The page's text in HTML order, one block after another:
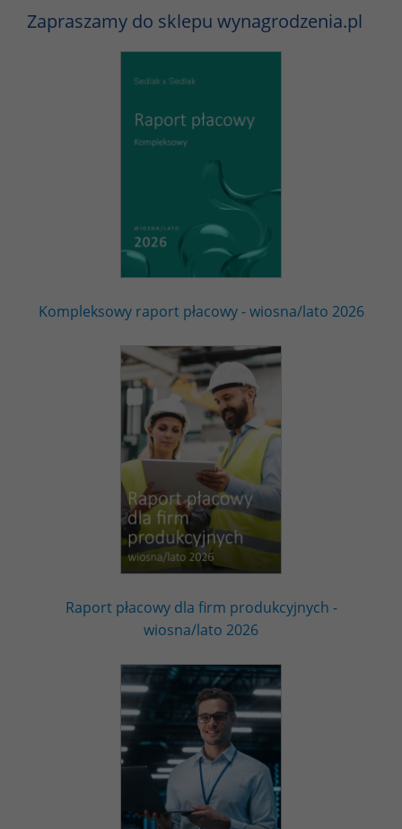
Zapraszamy do sklepu wynagrodzenia.pl
Kompleksowy raport płacowy - wiosna/lato 2026
Raport płacowy dla firm produkcyjnych -
wiosna/lato 2026